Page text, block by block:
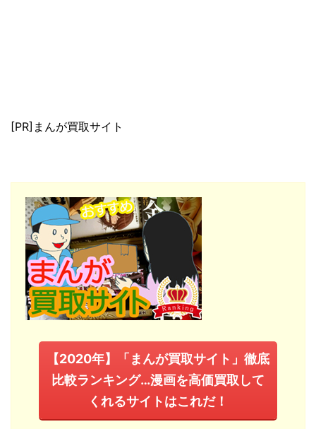
[PR]まんが買取サイト
【2020年】「まんが買取サイト」徹底
比較ランキング…漫画を高価買取して
くれるサイトはこれだ！